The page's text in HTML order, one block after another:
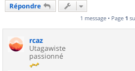
Répondre
1 message • Page 1
rcaz
Utagawiste
passionné